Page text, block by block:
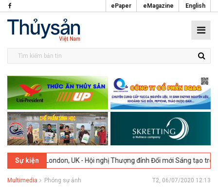
ePaper eMagazine English
Sự kiện
UK - Hội nghị Thượng đỉnh Đổi mới Sáng tạo trong Ngành Thực
Multimedia Phóng sự ảnh T2, 06/07/2020 12:13